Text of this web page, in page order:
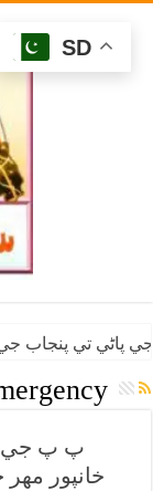
پاڻي تي پنجاب
پ پ جي
خانپور
SD